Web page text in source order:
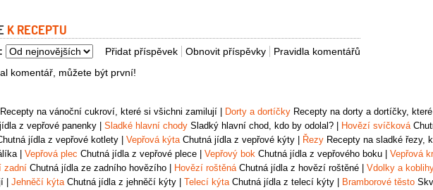
K RECEPTU
Pravidla komentářů
Obnovit příspěvky
Přidat příspěvek
komentář, můžete být první!
Recepty na vánoční cukroví, které si všichni zamilují Dorty a dortíčky Recepty na dorty a dortíčky,
z vepřové panenky Sladké hlavní chody Sladký hlavní chod, kdo by odolal? Hovězí svíčková
jídla z vepřové kotlety Vepřová kýtaChutná jídla z vepřové kýty Řezy Recepty na sladké řezy,
| Vepřová plec Chutná jídla z vepřové plece Vepřový bok Chutná jídla z vepřového boku Vepřová
zadní Chutná jídla ze zadního hovězího Hovězí roštěnáChutná jídla z hovězí roštěné Vdolky a
Jehněčí kýtaChutná jídla z jehněčí kýty Telecí kýtaChutná jídla z telecí kýty Bramborové těsto